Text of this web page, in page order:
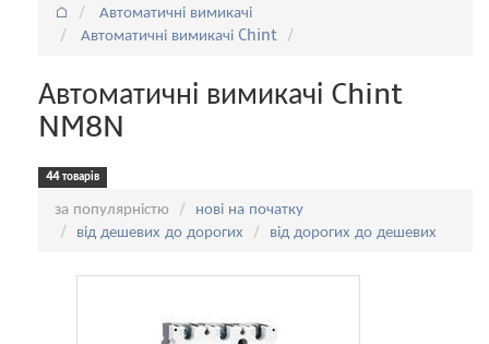
⌂
Автоматичні вимикачі
Автоматичні вимикачі Chint
Автоматичні вимикачі Chint
NM8N
44 товарів
за популярністю
нові на початку
від дешевих до дорогих
від дорогих до дешевих